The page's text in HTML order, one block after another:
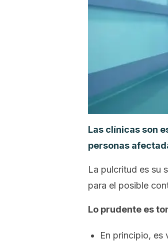
Las clínicas son
personas
La pulcritud es su
para el posible
Lo prudente es
En principio, es